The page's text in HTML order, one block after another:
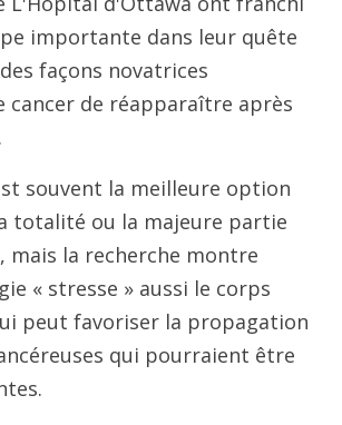
importante dans leur quête
façons novatrices
cancer de réapparaître après
souvent la meilleure option
totalité ou la majeure partie
mais la recherche montre
« stresse » aussi le corps
peut favoriser la propagation
qui pourraient être